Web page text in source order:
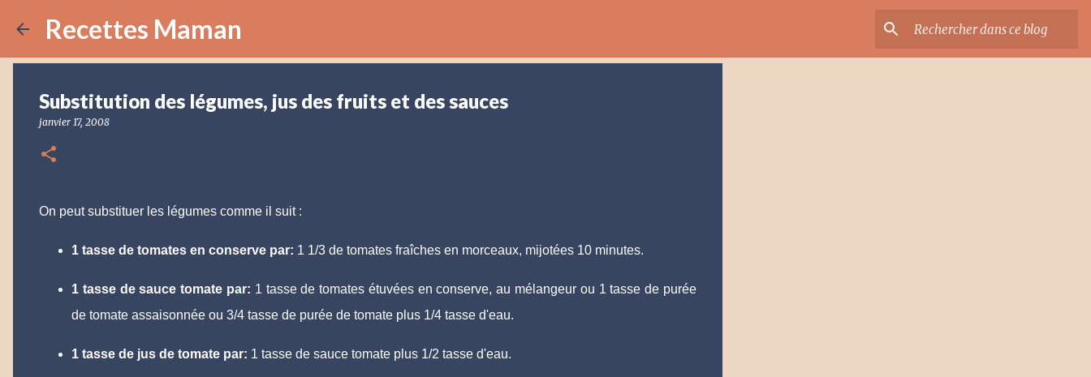
Recettes Maman
Substitution des légumes, jus des fruits et des sauces
janvier 17, 2008
On peut substituer les légumes comme il suit :
1 tasse de tomates en conserve par: 1 1/3 de tomates fraîches en morceaux, mijotées 10 minutes.
1 tasse de sauce tomate par: 1 tasse de tomates étuvées en conserve, au mélangeur ou 1 tasse de purée
de tomate assaisonnée ou 3/4 tasse de purée de tomate plus 1/4 tasse d'eau.
1 tasse de jus de tomate par: 1 tasse de sauce tomate plus 1/2 tasse d'eau.